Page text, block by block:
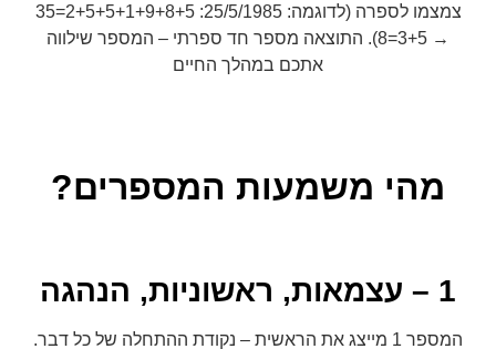
צמצמו לספרה (לדוגמה: 25/5/1985: 2+5+5+1+9+8+5=35
→ 3+5=8). התוצאה מספר חד ספרתי – המספר שילווה
אתכם במהלך החיים
מהי משמעות המספרים?
1 – עצמאות, ראשוניות, הנהגה
המספר 1 מייצג את הראשית – נקודת ההתחלה של כל דבר.